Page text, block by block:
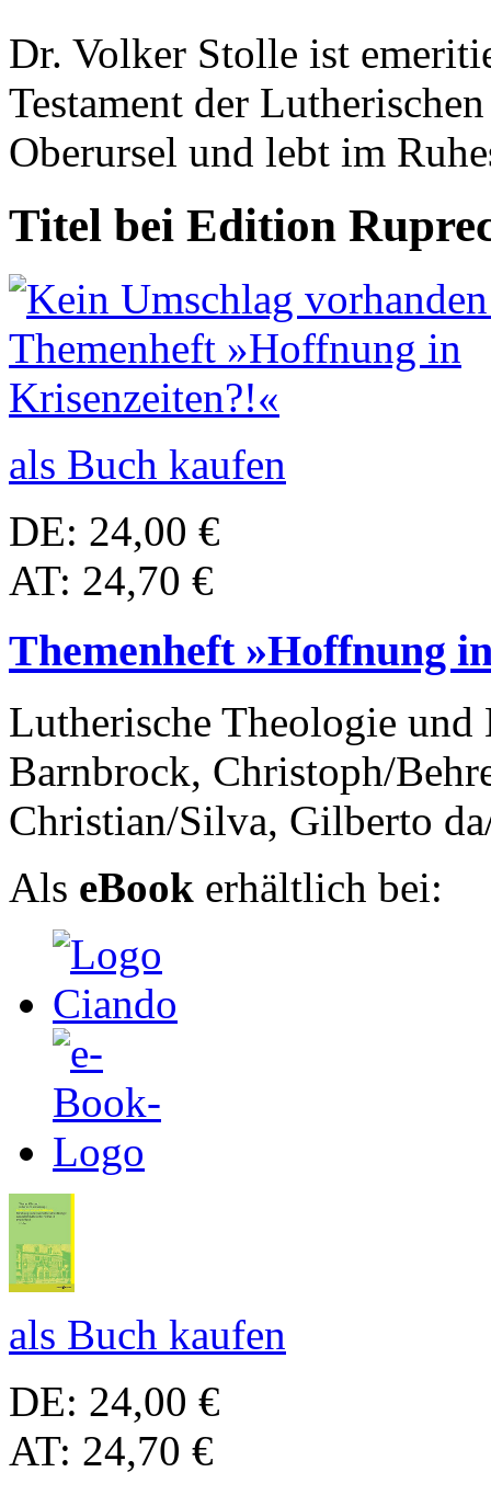
Dr. Volker Stolle ist
Testament der
Oberursel und lebt im
Titel bei Edition
als Buch kaufen
DE: 24,00 €
AT: 24,70 €
Themenheft »Hoffnung
Lutherische Theologie
Barnbrock, Christoph/
Christian/Silva, Gilberto
Als eBook erhältlich bei:
als Buch kaufen
DE: 24,00 €
AT: 24,70 €